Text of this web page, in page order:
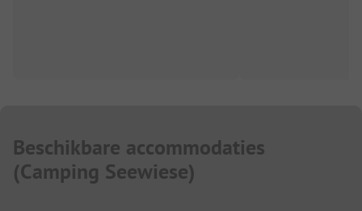
Beschikbare accommodaties
(Camping Seewiese)